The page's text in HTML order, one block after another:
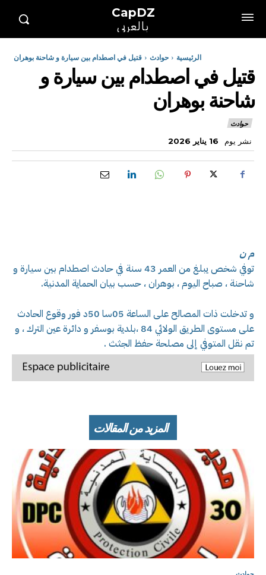
CapDZ
بالعربي
الرئيسية حوادث قتيل في اصطدام بين سيارة و شاحنة بوهران
قتيل في اصطدام بين سيارة و
شاحنة بوهران
حوادث
نشر يوم 16 يناير 2026
م ن
توفي شخص يبلغ من العمر 43 سنة في حادث اصطدام بين سيارة و
شاحنة ، صباح اليوم ، بوهران ، حسب بيان الحماية المدنية.
و تدخلت ذات المصالح على الساعة 05سا 50د فور وقوع الحادث
على مستوى الطريق الولائي 84 ،بلدية بوسفر و دائرة عين الترك ، و
تم نقل المتوفي إلى مصلحة حفظ الجثث .
المزيد من المقالات